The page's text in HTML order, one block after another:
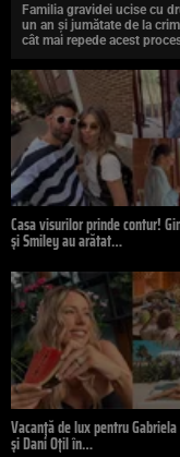
Familia gravidei ucise cu
un an și jumătate de la
cât mai repede acest
Casa visurilor prinde contur!
și Smiley au arătat…
Vacanță de lux pentru
și Dani Oțil în…